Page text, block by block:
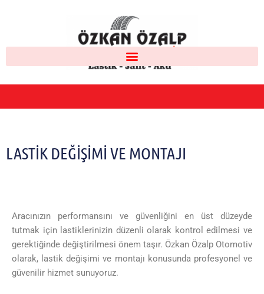
LASTIK DEĞIŞIMI VE MONTAJI
Aracınızın performansını ve güvenliğini en üst düzeyde
tutmak için lastiklerinizin düzenli olarak kontrol edilmesi ve
gerektiğinde değiştirilmesi önem taşır. Özkan Özalp Otomotiv
olarak, lastik değişimi ve montajı konusunda profesyonel ve
güvenilir hizmet sunuyoruz.